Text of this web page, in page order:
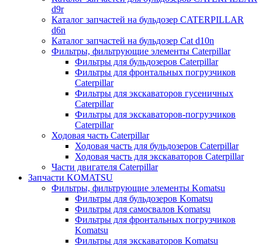
d9r
Каталог запчастей на бульдозер CATERPILLAR
d6n
Каталог запчастей на бульдозер Сat d10n
Фильтры, фильтрующие элементы Caterpillar
Фильтры для бульдозеров Caterpillar
Фильтры для фронтальных погрузчиков
Caterpillar
Фильтры для экскаваторов гусеничных
Caterpillar
Фильтры для экскаваторов-погрузчиков
Caterpillar
Ходовая часть Caterpillar
Ходовая часть для бульдозеров Caterpillar
Ходовая часть для экскаваторов Caterpillar
Части двигателя Caterpillar
Запчасти KOMATSU
Фильтры, фильтрующие элементы Komatsu
Фильтры для бульдозеров Komatsu
Фильтры для самосвалов Komatsu
Фильтры для фронтальных погрузчиков
Komatsu
Фильтры для экскаваторов Komatsu